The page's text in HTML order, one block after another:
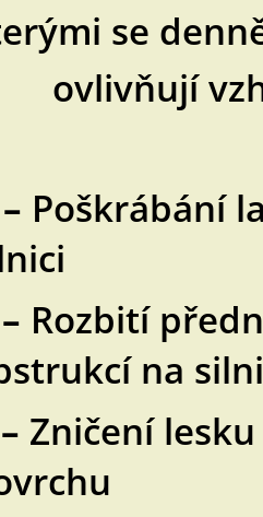
se
ovlivňují
Poškrábání
Rozbití
na
Zničení